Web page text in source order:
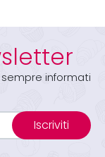
informati
Iscriviti